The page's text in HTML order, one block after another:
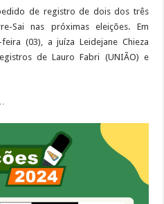
de registro de dois dos três
Sai nas próximas eleições. Em
(03), a juíza Leidejane Chieza
de Lauro Fabri (UNIÃO) e